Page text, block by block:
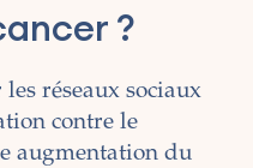
?
réseaux sociaux
contre le
augmentation du